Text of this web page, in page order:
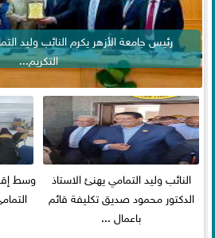
رئيس جامعة الأزهر يكرم النائب وليد
التكريم...
النائب وليد التمامي يهنئ الاستاذ
الدكتور محمود صديق تكليفة قائم
باعمال ...
وسط